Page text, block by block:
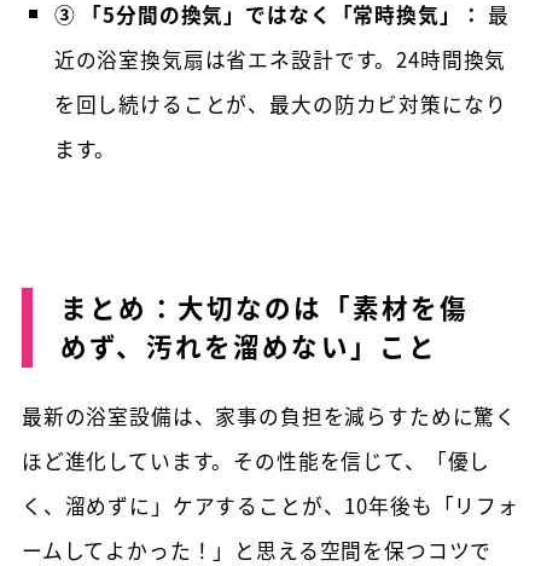
③ 「5分間の換気」ではなく「常時換気」： 最
近の浴室換気扇は省エネ設計です。24時間換気
を回し続けることが、最大の防カビ対策になり
ます。
まとめ：大切なのは「素材を傷
めず、汚れを溜めない」こと
最新の浴室設備は、家事の負担を減らすために驚く
ほど進化しています。その性能を信じて、「優し
く、溜めずに」ケアすることが、10年後も「リフォ
ームしてよかった！」と思える空間を保つコツで